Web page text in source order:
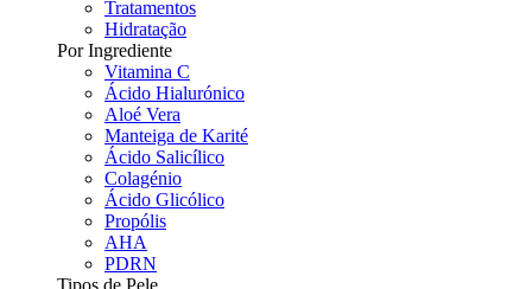
Tratamentos
Hidratação
Por Ingrediente
Vitamina C
Ácido Hialurónico
Aloé Vera
Manteiga de Karité
Ácido Salicílico
Colagénio
Ácido Glicólico
Propólis
AHA
PDRN
Tipos de Pele